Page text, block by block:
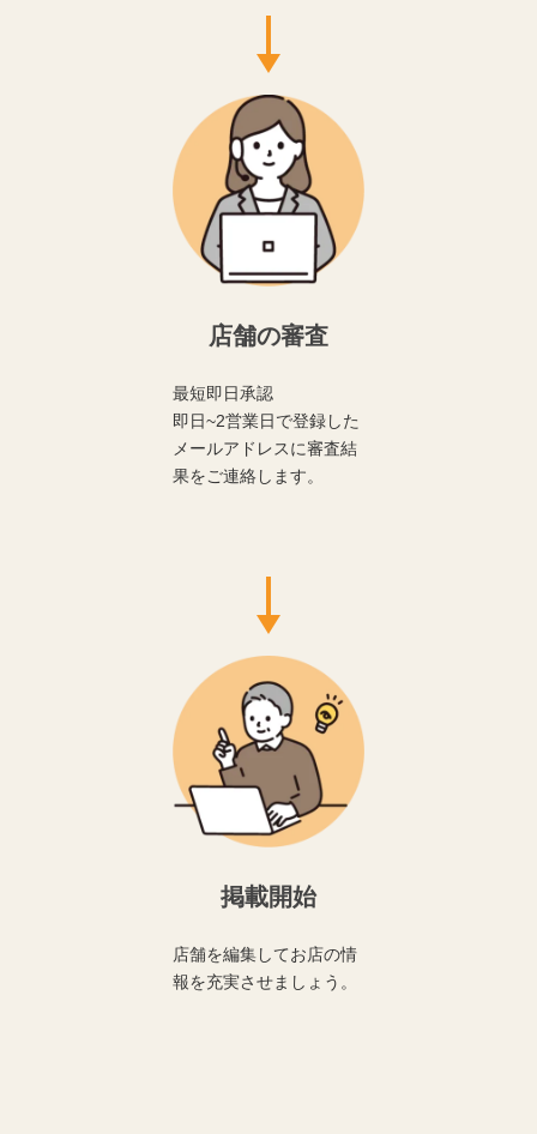
店舗の審査
最短即日承認
即日~2営業日で登録した
メールアドレスに審査結
果をご連絡します。
掲載開始
店舗を編集してお店の情
報を充実させましょう。